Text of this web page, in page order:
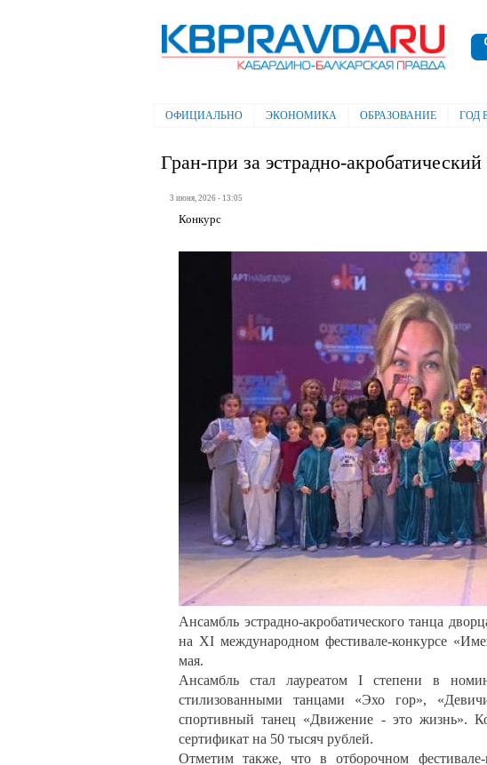
Электронная газета "Кабардино-
Балкарская правда"
Главное меню
ОФИЦИАЛЬНО ЭКОНОМИКА ОБРАЗОВАНИЕ ГОД
Гран-при за эстрадно-акробатический
3 июня, 2026 - 13:05
Конкурс
Ансамбль эстрадно-акробатического танца
на XI международном фестивале-конкурсе
мая.
Ансамбль стал лауреатом I степени в
стилизованными танцами «Эхо гор»,
спортивный танец «Движение - это жизнь».
сертификат на 50 тысяч рублей.
Отметим также, что в отборочном